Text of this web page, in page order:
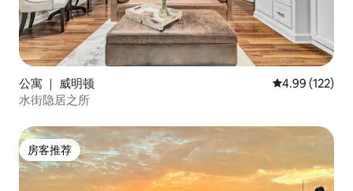
公寓 ｜ 威明顿 平均评分 4.99
4.99 (122)
水街隐居之所
房客推荐
房客推荐